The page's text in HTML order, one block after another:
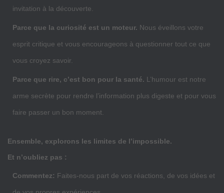
invitation à la découverte.
Parce que la curiosité est un moteur. Nous éveillons votre
esprit critique et vous encourageons à questionner tout ce que
vous croyez savoir.
Parce que rire, c’est bon pour la santé. L’humour est notre
arme secrète pour rendre l’information plus digeste et pour vous
faire passer un bon moment.
Ensemble, explorons les limites de l’impossible.
Et n’oubliez pas :
Commentez: Faites-nous part de vos réactions, de vos idées et